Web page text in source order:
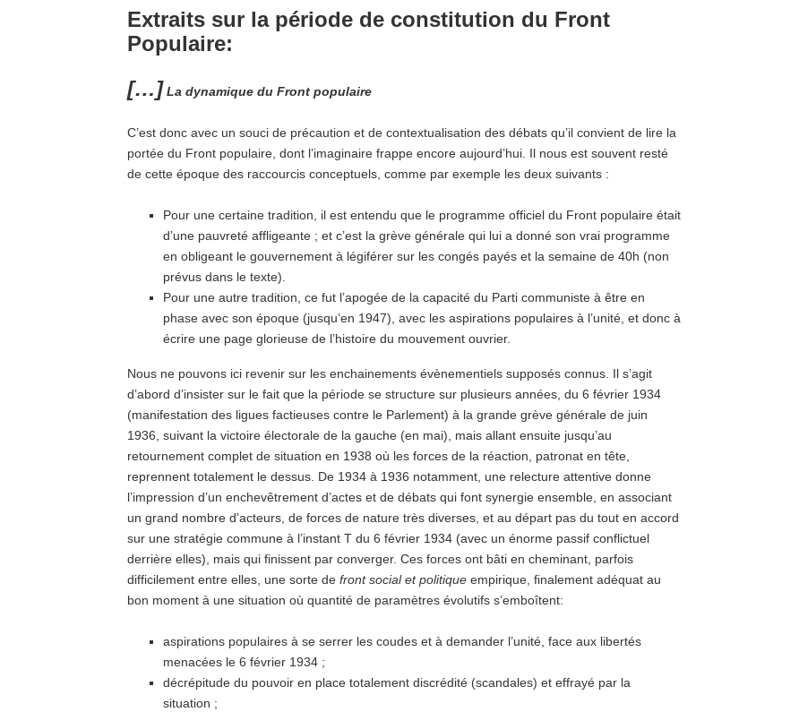
Extraits sur la période de constitution du Front
Populaire:
[…] La dynamique du Front populaire
C’est donc avec un souci de précaution et de contextualisation des débats qu’il convient de lire la
portée du Front populaire, dont l’imaginaire frappe encore aujourd’hui. Il nous est souvent resté
de cette époque des raccourcis conceptuels, comme par exemple les deux suivants :
Pour une certaine tradition, il est entendu que le programme officiel du Front populaire était
d’une pauvreté affligeante ; et c’est la grève générale qui lui a donné son vrai programme
en obligeant le gouvernement à légiférer sur les congés payés et la semaine de 40h (non
prévus dans le texte).
Pour une autre tradition, ce fut l’apogée de la capacité du Parti communiste à être en
phase avec son époque (jusqu’en 1947), avec les aspirations populaires à l’unité, et donc à
écrire une page glorieuse de l’histoire du mouvement ouvrier.
Nous ne pouvons ici revenir sur les enchainements évènementiels supposés connus. Il s’agit
d’abord d’insister sur le fait que la période se structure sur plusieurs années, du 6 février 1934
(manifestation des ligues factieuses contre le Parlement) à la grande grève générale de juin
1936, suivant la victoire électorale de la gauche (en mai), mais allant ensuite jusqu’au
retournement complet de situation en 1938 où les forces de la réaction, patronat en tête,
reprennent totalement le dessus. De 1934 à 1936 notamment, une relecture attentive donne
l’impression d’un enchevêtrement d’actes et de débats qui font synergie ensemble, en associant
un grand nombre d’acteurs, de forces de nature très diverses, et au départ pas du tout en accord
sur une stratégie commune à l’instant T du 6 février 1934 (avec un énorme passif conflictuel
derrière elles), mais qui finissent par converger. Ces forces ont bâti en cheminant, parfois
difficilement entre elles, une sorte de front social et politique empirique, finalement adéquat au
bon moment à une situation où quantité de paramètres évolutifs s’emboîtent:
aspirations populaires à se serrer les coudes et à demander l’unité, face aux libertés
menacées le 6 février 1934 ;
décrépitude du pouvoir en place totalement discrédité (scandales) et effrayé par la
situation ;